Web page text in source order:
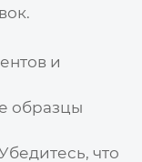
и
образцы
что